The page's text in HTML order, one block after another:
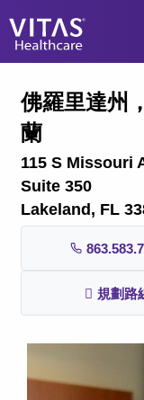
安寧
家庭
佛羅里達州
蘭
115 S Missouri
Suite 350
Lakeland, FL
規劃路